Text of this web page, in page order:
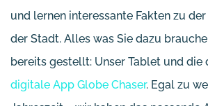
und lernen interessante Fakten zu
der Stadt. Alles was Sie dazu
bereits gestellt: Unser Tablet und die
digitale App Globe Chaser. Egal zu